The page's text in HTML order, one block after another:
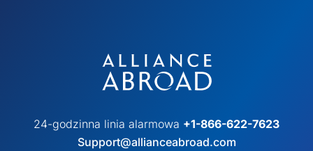
24-godzinna linia alarmowa +1-866-622-7623
Support@allianceabroad.com